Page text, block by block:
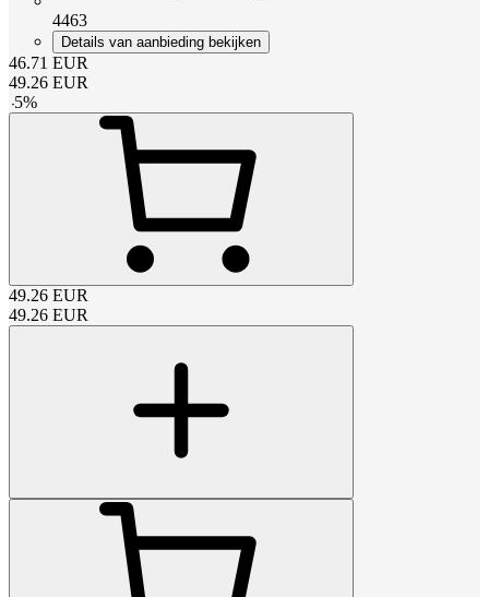
4463
Details van aanbieding bekijken
46.71 EUR
49.26 EUR
-5%
49.26 EUR
49.26 EUR